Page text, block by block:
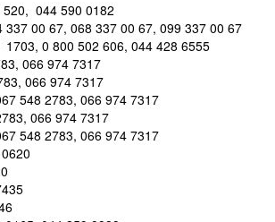
520, 044 590 0182
337 00 67, 068 337 00 67, 099 337 00 67
1703, 0 800 502 606, 044 428 6555
066 974 7317
066 974 7317
548 2783, 066 974 7317
066 974 7317
548 2783, 066 974 7317